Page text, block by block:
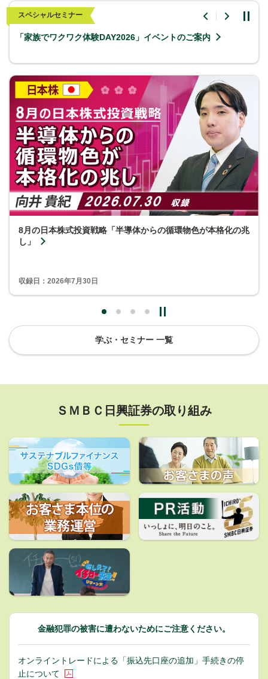
スペシャルセミナー
「家族でワクワク体験DAY2026」イベントのご案内
8月の日本株式投資戦略「半導体からの循環物色が本格化の兆
し」
収録日：2026年7月30日
学ぶ・セミナー 一覧
ＳＭＢＣ日興証券の取り組み
金融犯罪の被害に遭わないためにご注意ください。
オンライントレードによる「振込先口座の追加」手続きの停
止について